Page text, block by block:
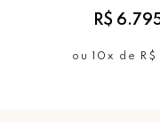
Adquira já a sua peça
R$
ou 10x de